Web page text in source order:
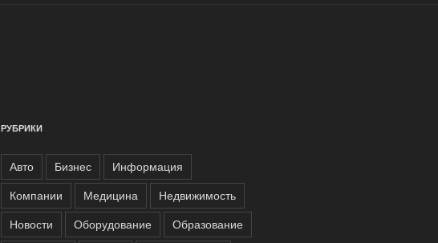
РУБРИКИ
Авто Бизнес
Информация
Компании
Медицина
Недвижимость
Новости
Оборудование
Образование